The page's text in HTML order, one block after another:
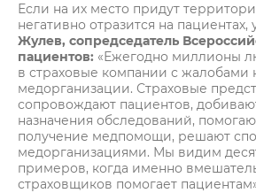
Если на их место придут
негативно отразится на пациентах,
Жулев, сопредседатель
пациентов: «Ежегодно миллионы
в страховые компании с жалобами
медорганизации. Страховые
сопровождают пациентов,
назначения обследований,
получение медпомощи, решают
медорганизациями. Мы видим
примеров, когда именно
страховщиков помогает